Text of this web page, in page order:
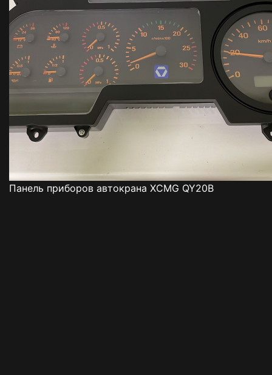
Панель приборов автокрана XCMG QY20B